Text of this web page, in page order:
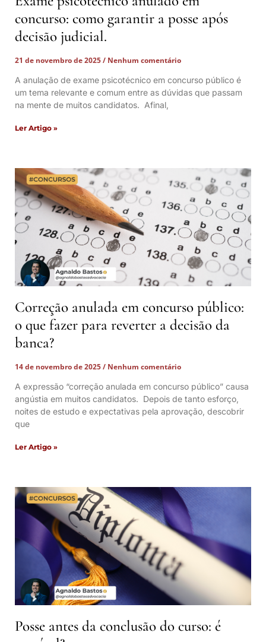
concurso: como garantir a posse após
decisão judicial.
21 de novembro de 2025
Nenhum comentário
A anulação de exame psicotécnico em concurso público é
um tema relevante e comum entre as dúvidas que passam
na mente de muitos candidatos. Afinal,
Ler Artigo »
Correção anulada em concurso público:
o que fazer para reverter a decisão da
banca?
14 de novembro de 2025
Nenhum comentário
A expressão “correção anulada em concurso público” causa
angústia em muitos candidatos. Depois de tanto esforço,
noites de estudo e expectativas pela aprovação, descobrir
que
Ler Artigo »
Posse antes da conclusão do curso: é